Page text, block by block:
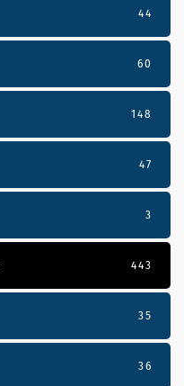
44
60
148
47
3
443
35
36